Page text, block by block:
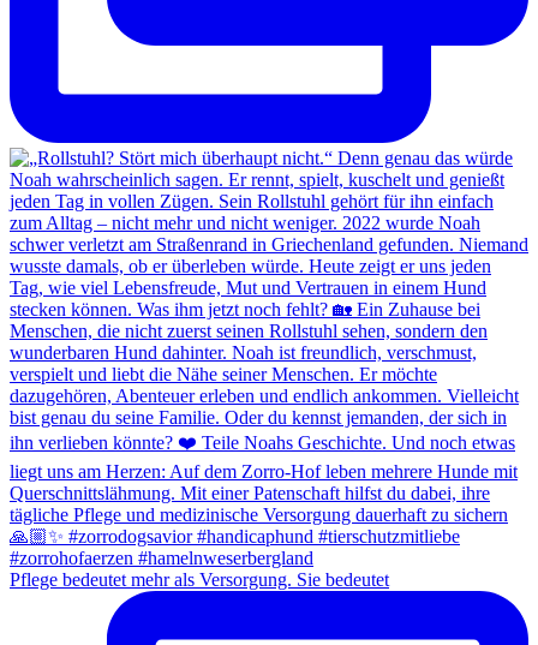
Pflege bedeutet mehr als Versorgung. Sie bedeutet